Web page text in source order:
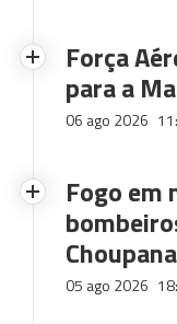
Força
para a
06 ago 2026
Fogo em
Choupana
05 ago 2026